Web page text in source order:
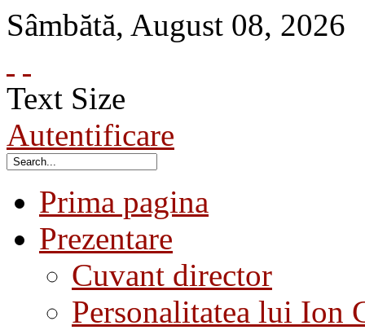
Sâmbătă, August 08, 2026
Text Size
Autentificare
Prima pagina
Prezentare
Cuvant director
Personalitatea lui Ion